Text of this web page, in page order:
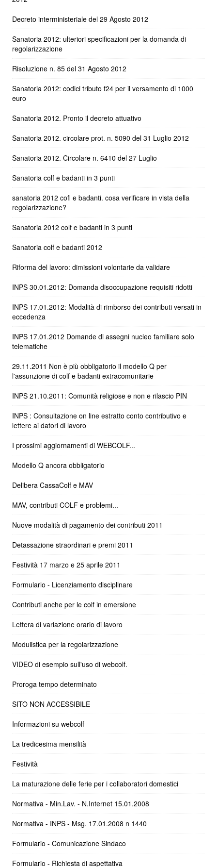
Decreto interministeriale del 29 Agosto 2012
Sanatoria 2012: ulteriori specificazioni per la domanda di
regolarizzazione
Risoluzione n. 85 del 31 Agosto 2012
Sanatoria 2012: codici tributo f24 per il versamento di 1000
euro
Sanatoria 2012. Pronto il decreto attuativo
Sanatoria 2012. circolare prot. n. 5090 del 31 Luglio 2012
Sanatoria 2012. Circolare n. 6410 del 27 Luglio
Sanatoria colf e badanti in 3 punti
sanatoria 2012 cofl e badanti. cosa verificare in vista della
regolarizzazione?
Sanatoria 2012 colf e badanti in 3 punti
Sanatoria colf e badanti 2012
Riforma del lavoro: dimissioni volontarie da validare
INPS 30.01.2012: Domanda disoccupazione requisiti ridotti
INPS 17.01.2012: Modalità di rimborso dei contributi versati in
eccedenza
INPS 17.01.2012 Domande di assegni nucleo familiare solo
telematiche
29.11.2011 Non è più obbligatorio il modello Q per
l'assunzione di colf e badanti extracomunitarie
INPS 21.10.2011: Comunità religiose e non e rilascio PIN
INPS : Consultazione on line estratto conto contributivo e
lettere ai datori di lavoro
I prossimi aggiornamenti di WEBCOLF...
Modello Q ancora obbligatorio
Delibera CassaColf e MAV
MAV, contributi COLF e problemi...
Nuove modalità di pagamento dei contributi 2011
Detassazione straordinari e premi 2011
Festività 17 marzo e 25 aprile 2011
Formulario - Licenziamento disciplinare
Contributi anche per le colf in emersione
Lettera di variazione orario di lavoro
Modulistica per la regolarizzazione
VIDEO di esempio sull'uso di webcolf.
Proroga tempo determinato
SITO NON ACCESSIBILE
Informazioni su webcolf
La tredicesima mensilità
Festività
La maturazione delle ferie per i collaboratori domestici
Normativa - Min.Lav. - N.Internet 15.01.2008
Normativa - INPS - Msg. 17.01.2008 n 1440
Formulario - Comunicazione Sindaco
Formulario - Richiesta di aspettativa